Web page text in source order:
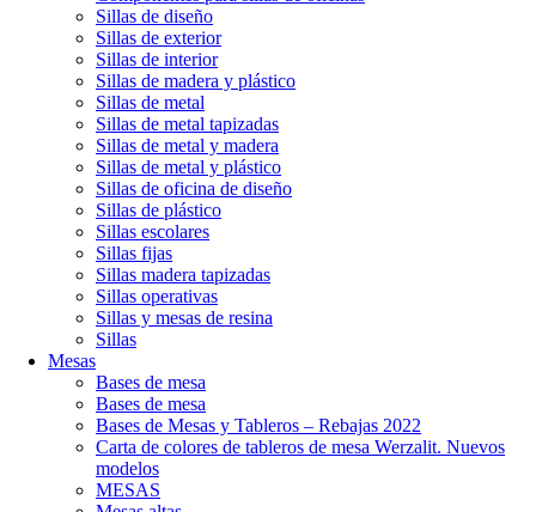
Sillas de diseño
Sillas de exterior
Sillas de interior
Sillas de madera y plástico
Sillas de metal
Sillas de metal tapizadas
Sillas de metal y madera
Sillas de metal y plástico
Sillas de oficina de diseño
Sillas de plástico
Sillas escolares
Sillas fijas
Sillas madera tapizadas
Sillas operativas
Sillas y mesas de resina
Sillas
Mesas
Bases de mesa
Bases de mesa
Bases de Mesas y Tableros – Rebajas 2022
Carta de colores de tableros de mesa Werzalit. Nuevos
modelos
MESAS